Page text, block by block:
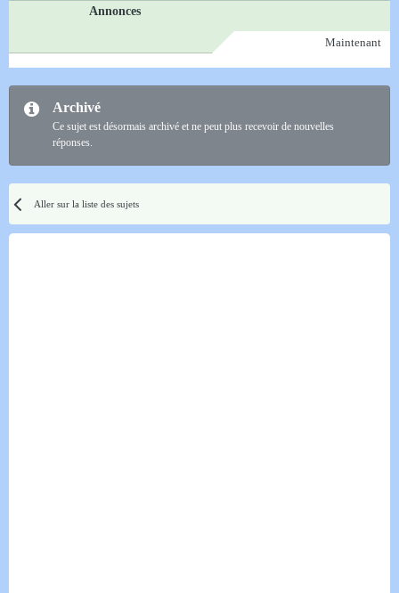
Annonces
Maintenant
Archivé
Ce sujet est désormais archivé et ne peut plus recevoir de nouvelles
réponses.
Aller sur la liste des sujets